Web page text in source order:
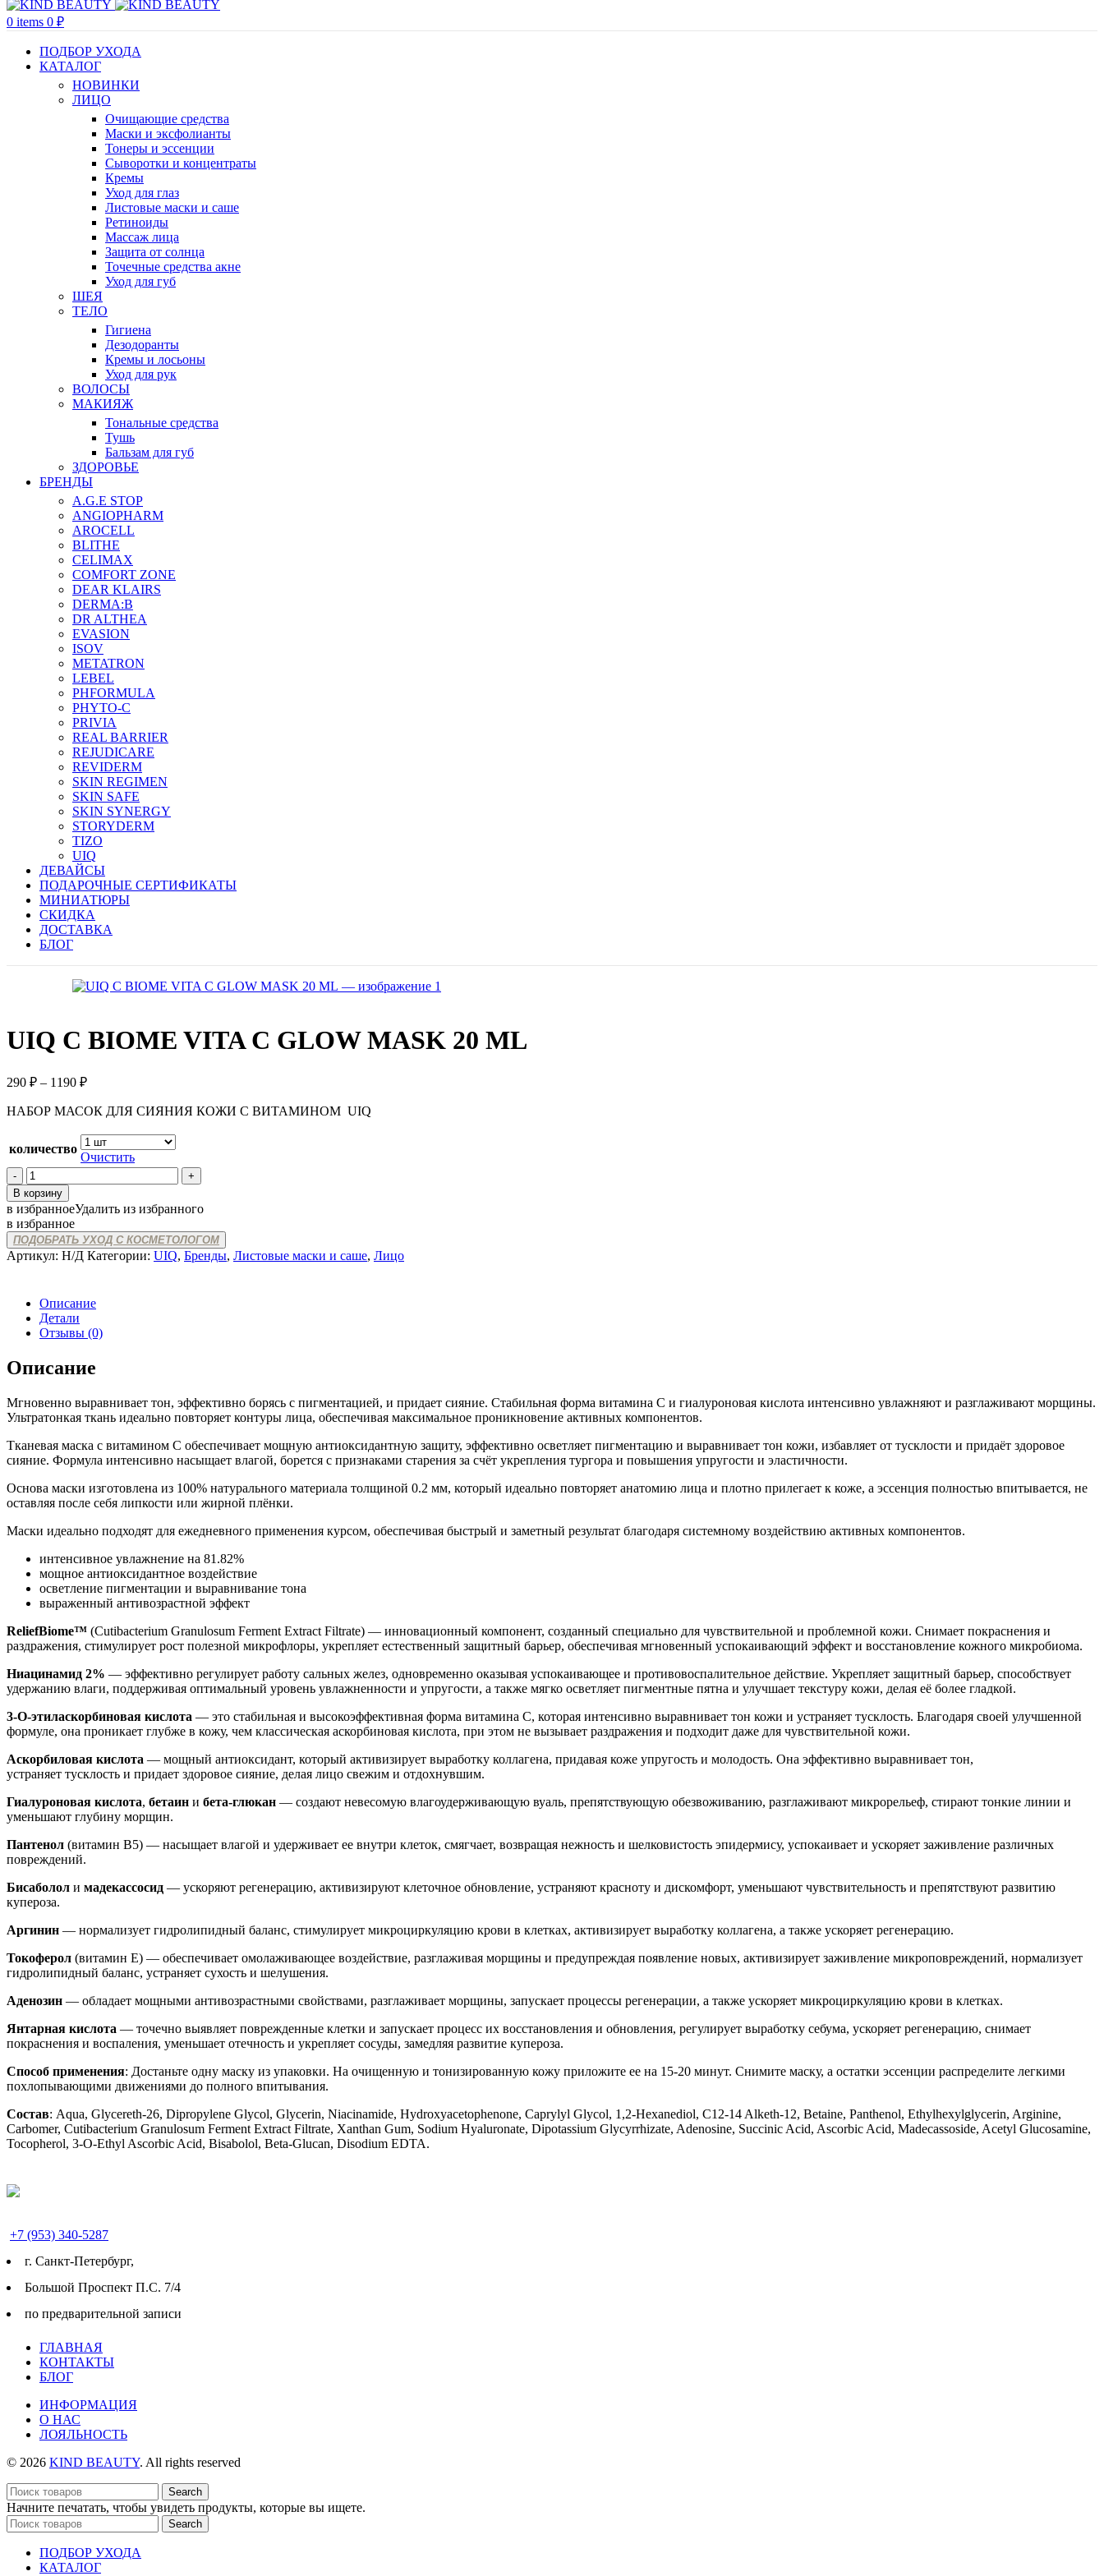
0 items 0 ₽
ПОДБОР УХОДА
КАТАЛОГ
НОВИНКИ
ЛИЦО
Очищающие средства
Маски и эксфолианты
Тонеры и эссенции
Сыворотки и концентраты
Кремы
Уход для глаз
Листовые маски и саше
Ретиноиды
Массаж лица
Защита от солнца
Точечные средства акне
Уход для губ
ШЕЯ
ТЕЛО
Гигиена
Дезодоранты
Кремы и лосьоны
Уход для рук
ВОЛОСЫ
МАКИЯЖ
Тональные средства
Тушь
Бальзам для губ
ЗДОРОВЬЕ
БРЕНДЫ
A.G.E STOP
ANGIOPHARM
AROCELL
BLITHE
CELIMAX
COMFORT ZONE
DEAR KLAIRS
DERMA:B
DR ALTHEA
EVASION
ISOV
METATRON
LEBEL
PHFORMULA
PHYTO-C
PRIVIA
REAL BARRIER
REJUDICARE
REVIDERM
SKIN REGIMEN
SKIN SAFE
SKIN SYNERGY
STORYDERM
TIZO
UIQ
ДЕВАЙСЫ
ПОДАРОЧНЫЕ СЕРТИФИКАТЫ
МИНИАТЮРЫ
СКИДКА
ДОСТАВКА
БЛОГ
UIQ C BIOME VITA C GLOW MASK 20 ML
290 ₽ – 1190 ₽Диапазон
290 ₽
1190 ₽
НАБОР МАСОК ДЛЯ СИЯНИЯ КОЖИ С ВИТАМИНОМ UIQ
количество
Очистить
Количество
товара
UIQ
C
BIOME
VITA
C
20
ML
В корзину
в избранноеУдалить из избранного
в избранное
ПОДОБРАТЬ УХОД С КОСМЕТОЛОГОМ
Артикул: Н/Д Категории: UIQ, Бренды, Листовые маски и саше, Лицо
Описание
Детали
Отзывы (0)
Описание
Мгновенно выравнивает тон, эффективно борясь с пигментацией, и придает сияние. Стабильная форма витамина С и гиалуроновая кислота интенсивно увлажняют и разглаживают морщины.
Ультратонкая ткань идеально повторяет контуры лица, обеспечивая максимальное проникновение активных компонентов.
Тканевая маска с витамином С обеспечивает мощную антиоксидантную защиту, эффективно осветляет пигментацию и выравнивает тон кожи, избавляет от тусклости и придаёт здоровое
сияние. Формула интенсивно насыщает влагой, борется с признаками старения за счёт укрепления тургора и повышения упругости и эластичности.
Основа маски изготовлена из 100% натурального материала толщиной 0.2 мм, который идеально повторяет анатомию лица и плотно прилегает к коже, а эссенция полностью впитывается, не
оставляя после себя липкости или жирной плёнки.
Маски идеально подходят для ежедневного применения курсом, обеспечивая быстрый и заметный результат благодаря системному воздействию активных компонентов.
интенсивное увлажнение на 81.82%
мощное антиоксидантное воздействие
осветление пигментации и выравнивание тона
выраженный антивозрастной эффект
ReliefBiome™ (Cutibacterium Granulosum Ferment Extract Filtrate) — инновационный компонент, созданный специально для чувствительной и проблемной кожи. Снимает покраснения и
раздражения, стимулирует рост полезной микрофлоры, укрепляет естественный защитный барьер, обеспечивая мгновенный успокаивающий эффект и восстановление кожного микробиома.
Ниацинамид 2% — эффективно регулирует работу сальных желез, одновременно оказывая успокаивающее и противовоспалительное действие. Укрепляет защитный барьер, способствует
удержанию влаги, поддерживая оптимальный уровень увлажненности и упругости, а также мягко осветляет пигментные пятна и улучшает текстуру кожи, делая её более гладкой.
3-О-этиласкорбиновая кислота — это стабильная и высокоэффективная форма витамина С, которая интенсивно выравнивает тон кожи и устраняет тусклость. Благодаря своей улучшенной
формуле, она проникает глубже в кожу, чем классическая аскорбиновая кислота, при этом не вызывает раздражения и подходит даже для чувствительной кожи.
Аскорбиловая кислота — мощный антиоксидант, который активизирует выработку коллагена, придавая коже упругость и молодость. Она эффективно выравнивает тон,
устраняет тусклость и придает здоровое сияние, делая лицо свежим и отдохнувшим.
Гиалуроновая кислота, бетаин и бета-глюкан — создают невесомую влагоудерживающую вуаль, препятствующую обезвоживанию, разглаживают микрорельеф, стирают тонкие линии и
уменьшают глубину морщин.
Пантенол (витамин B5) — насыщает влагой и удерживает ее внутри клеток, смягчает, возвращая нежность и шелковистость эпидермису, успокаивает и ускоряет заживление различных
повреждений.
Бисаболол и мадекассосид — ускоряют регенерацию, активизируют клеточное обновление, устраняют красноту и дискомфорт, уменьшают чувствительность и препятствуют развитию
купероза.
Аргинин — нормализует гидролипидный баланс, стимулирует микроциркуляцию крови в клетках, активизирует выработку коллагена, а также ускоряет регенерацию.
Токоферол (витамин E) — обеспечивает омолаживающее воздействие, разглаживая морщины и предупреждая появление новых, активизирует заживление микроповреждений, нормализует
гидролипидный баланс, устраняет сухость и шелушения.
Аденозин — обладает мощными антивозрастными свойствами, разглаживает морщины, запускает процессы регенерации, а также ускоряет микроциркуляцию крови в клетках.
Янтарная кислота — точечно выявляет поврежденные клетки и запускает процесс их восстановления и обновления, регулирует выработку себума, ускоряет регенерацию, снимает
покраснения и воспаления, уменьшает отечность и укрепляет сосуды, замедляя развитие купероза.
Способ применения: Достаньте одну маску из упаковки. На очищенную и тонизированную кожу приложите ее на 15-20 минут. Снимите маску, а остатки эссенции распределите легкими
похлопывающими движениями до полного впитывания.
Состав: Aqua, Glycereth-26, Dipropylene Glycol, Glycerin, Niacinamide, Hydroxyacetophenone, Caprylyl Glycol, 1,2-Hexanediol, C12-14 Alketh-12, Betaine, Panthenol, Ethylhexylglycerin, Arginine,
Carbomer, Cutibacterium Granulosum Ferment Extract Filtrate, Xanthan Gum, Sodium Hyaluronate, Dipotassium Glycyrrhizate, Adenosine, Succinic Acid, Ascorbic Acid, Madecassoside, Acetyl Glucosamine,
Tocopherol, 3-O-Ethyl Ascorbic Acid, Bisabolol, Beta-Glucan, Disodium EDTA.
+7 (953) 340-5287
г. Cанкт-Петербург,
Большой Проспект П.С. 7/4
по предварительной записи
ГЛАВНАЯ
КОНТАКТЫ
БЛОГ
ИНФОРМАЦИЯ
О НАС
ЛОЯЛЬНОСТЬ
© 2026 KIND BEAUTY. All rights reserved
Search
Начните печатать, чтобы увидеть продукты, которые вы ищете.
Search
ПОДБОР УХОДА
КАТАЛОГ